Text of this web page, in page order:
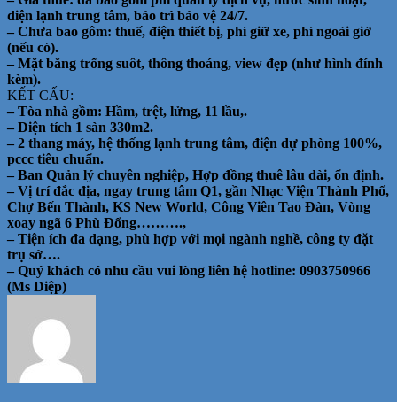
điện lạnh trung tâm, bảo trì bảo vệ 24/7.
– Chưa bao gôm: thuế, điện thiết bị, phí giữ xe, phí ngoài giờ
(nếu có).
– Mặt bằng trống suôt, thông thoáng, view đẹp (như hình đính
kèm).
KẾT CẤU:
– Tòa nhà gồm: Hầm, trệt, lửng, 11 lầu,.
– Diện tích 1 sàn 330m2.
– 2 thang máy, hệ thống lạnh trung tâm, điện dự phòng 100%,
pccc tiêu chuẩn.
– Ban Quản lý chuyên nghiệp, Hợp đồng thuê lâu dài, ổn định.
– Vị trí đắc địa, ngay trung tâm Q1, gần Nhạc Viện Thành Phố,
Chợ Bến Thành, KS New World, Công Viên Tao Đàn, Vòng
xoay ngã 6 Phù Đổng……….,
– Tiện ích đa dạng, phù hợp với mọi ngành nghề, công ty đặt
trụ sở….
– Quý khách có nhu cầu vui lòng liên hệ hotline: 0903750966
(Ms Diệp)